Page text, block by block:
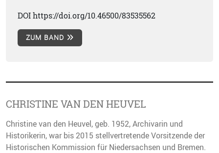
DOI https://doi.org/10.46500/83535562
ZUM BAND
CHRISTINE VAN DEN HEUVEL
Christine van den Heuvel, geb. 1952, Archivarin und
Historikerin, war bis 2015 stellvertretende Vorsitzende der
Historischen Kommission für Niedersachsen und Bremen.